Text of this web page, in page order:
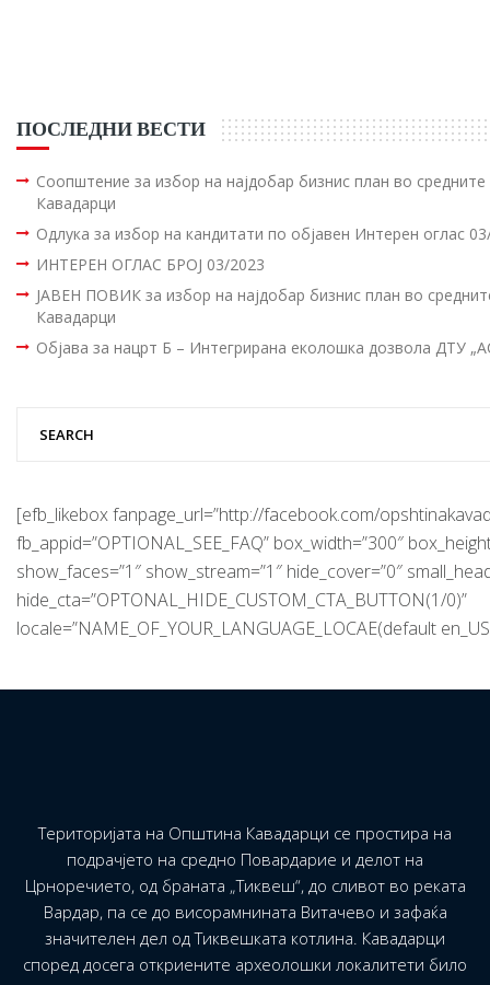
ПОСЛЕДНИ ВЕСТИ
Соопштение за избор на најдобар бизнис план во
Кавадарци
Одлука за избор на кандитати по објавен Интерен оглас
ИНТЕРЕН ОГЛАС БРОЈ 03/2023
ЈАВЕН ПОВИК за избор на најдобар бизнис план во
Кавадарци
Објава за нацрт Б – Интегрирана еколошка дозвола ДТУ
[efb_likebox fanpage_url=”http://facebook.com/
fb_appid=”OPTIONAL_SEE_FAQ” box_width=”300″
show_faces=”1″ show_stream=”1″ hide_cover=”0″
hide_cta=”OPTONAL_HIDE_CUSTOM_CTA_BUTTON(1/0)”
locale=”NAME_OF_YOUR_LANGUAGE_LOCAE(default
Територијата на Општина Кавадарци се простира на
подрачјето на средно Повардарие и делот на
Црноречието, од браната „Тиквеш“, до сливот во реката
Вардар, па се до висорамнината Витачево и зафаќа
значителен дел од Тиквешката котлина. Кавадарци
според досега откриените археолошки локалитети било